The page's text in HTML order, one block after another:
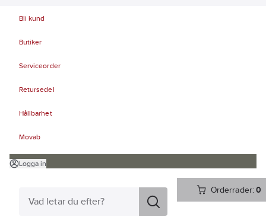
Bli kund
Butiker
Serviceorder
Retursedel
Hållbarhet
Movab
Logga in
Orderrader:0